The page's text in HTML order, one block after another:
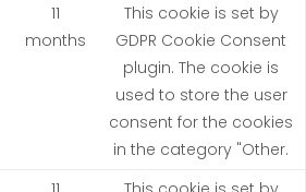
11
months
This cookie is set by
GDPR Cookie Consent
plugin. The cookie is
used to store the user
consent for the cookies
in the category "Other.